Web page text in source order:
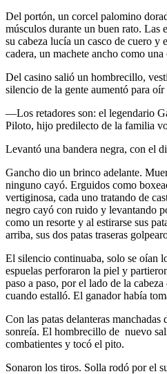
Del portón, un corcel palomino
músculos durante un buen rato. Las
su cabeza lucía un casco de cuero
cadera, un machete ancho como
Del casino salió un hombrecillo,
silencio de la gente aumentó para
—Los retadores son: el legendario
Piloto, hijo predilecto de la familia
Levantó una bandera negra, con el
Gancho dio un brinco adelante.
ninguno cayó. Erguidos como
vertiginosa, cada uno tratando de
negro cayó con ruido y levantando
como un resorte y al estirarse sus
arriba, sus dos patas traseras
El silencio continuaba, solo se oían
espuelas perforaron la piel y
paso a paso, por el lado de la
cuando estalló. El ganador había
Con las patas delanteras
sonreía. El hombrecillo de nuevo
combatientes y tocó el pito.
Sonaron los tiros. Solla rodó por el